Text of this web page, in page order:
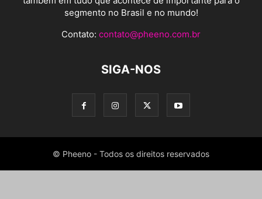
segmento no Brasil e no mundo!
Contato: contato@pheeno.com.br
SIGA-NOS
© Pheeno - Todos os direitos reservados